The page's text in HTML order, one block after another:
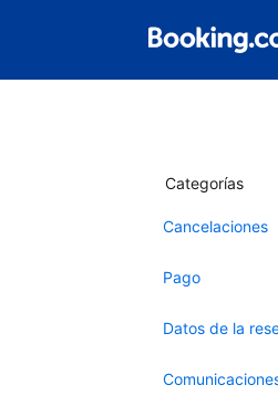
Categorías
Cancelaciones
Pago
Datos de la